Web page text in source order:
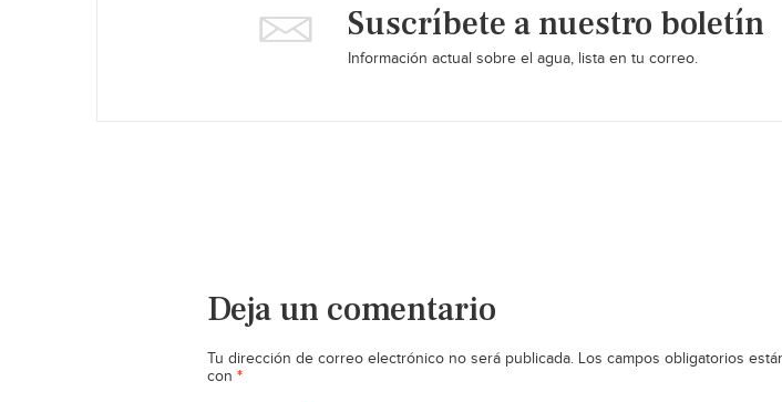
Suscríbete a nuestro boletín
Información actual sobre el agua, lista en tu correo.
Deja un comentario
Tu dirección de correo electrónico no será publicada. Los campos obligatorios
con *